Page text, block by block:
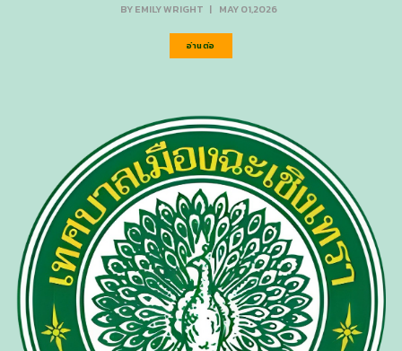
BYEMILY WRIGHT | MAY 01,2026
อ่านต่อ